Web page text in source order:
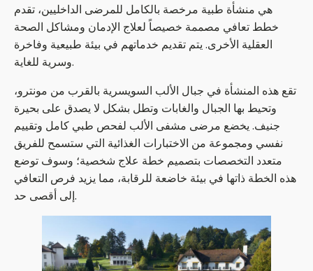
هي منشأة طبية مرخصة بالكامل للمرضى الداخليين، تقدم
خطط تعافي مصممة خصيصاً لعلاج الإدمان ومشاكل الصحة
العقلية الأخرى. يتم تقديم خدماتهم في بيئة طبيعية وفاخرة
وسرية للغاية.
تقع هذه المنشأة في جبال الألب السويسرية بالقرب من مونترو،
وتحيط بها الجبال والغابات وتطل بشكل لا يصدق على بحيرة
جنيف. يخضع مرضى مشفى الألب لفحص طبي كامل وتقييم
نفسي ومجموعة من الاختبارات الغذائية التي ستسمح للفريق
متعدد التخصصات بتصميم خطة علاج شخصية؛ وسوف توضع
هذه الخطة ذاتها في بيئة خاضعة للرقابة، مما يزيد فرص التعافي
إلى أقصى حد.